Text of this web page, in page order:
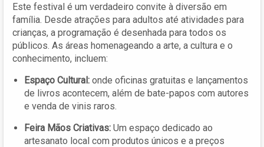
Este festival é um verdadeiro convite à diversão em
família. Desde atrações para adultos até atividades para
crianças, a programação é desenhada para todos os
públicos. As áreas homenageando a arte, a cultura e o
conhecimento, incluem:
Espaço Cultural: onde oficinas gratuitas e lançamentos
de livros acontecem, além de bate-papos com autores
e venda de vinis raros.
Feira Mãos Criativas: Um espaço dedicado ao
artesanato local com produtos únicos e a preços